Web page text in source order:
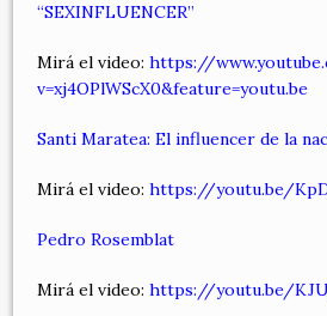
“SEXINFLUENCER”
Mirá el video:https://
v=xj4OPlWScX0&feature=youtu.be
Santi Maratea: El influencer de la
Mirá el video:https://youtu.be/
Pedro Rosemblat
Mirá el video:https://youtu.be/